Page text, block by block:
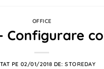
OFFICE
Configurare
PE 02/01/2018 DE:STOREDAY